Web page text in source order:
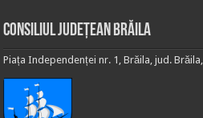
Consiliul Județean Brăila
Piața Independenței nr. 1, Brăila, jud.